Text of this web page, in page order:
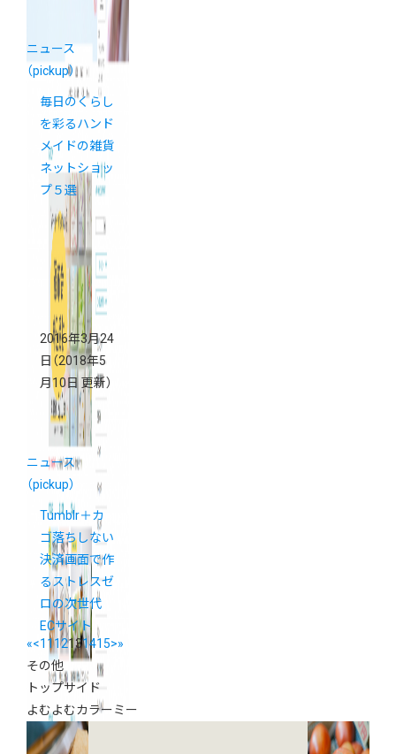
ニュース
（pickup）
毎日のくらし
を彩るハンド
メイドの雑貨
ネットショッ
プ５選
2016年3月24
日 （2018年5
月10日 更新）
ニュース
（pickup）
Tumblr＋カ
ゴ落ちしない
決済画面で作
るストレスゼ
ロの次世代
ECサイト
«<1112131415>»
その他
トップサイド
よむよむカラーミー